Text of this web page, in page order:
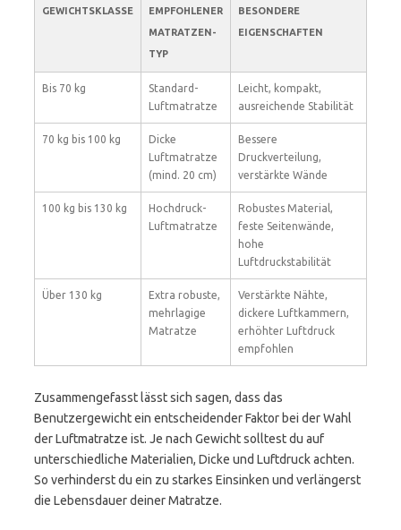
GEWICHTSKLASSE
EMPFOHLENER
MATRATZEN-
TYP
BESONDERE
EIGENSCHAFTEN
Bis 70 kg
Standard-
Luftmatratze
Leicht, kompakt,
ausreichende Stabilität
70 kg bis 100 kg
Dicke
Luftmatratze
(mind. 20 cm)
Bessere
Druckverteilung,
verstärkte Wände
100 kg bis 130 kg
Hochdruck-
Luftmatratze
Robustes Material,
feste Seitenwände,
hohe
Luftdruckstabilität
Über 130 kg
Extra robuste,
mehrlagige
Matratze
Verstärkte Nähte,
dickere Luftkammern,
erhöhter Luftdruck
empfohlen
Zusammengefasst lässt sich sagen, dass das
Benutzergewicht ein entscheidender Faktor bei der Wahl
der Luftmatratze ist. Je nach Gewicht solltest du auf
unterschiedliche Materialien, Dicke und Luftdruck achten.
So verhinderst du ein zu starkes Einsinken und verlängerst
die Lebensdauer deiner Matratze.